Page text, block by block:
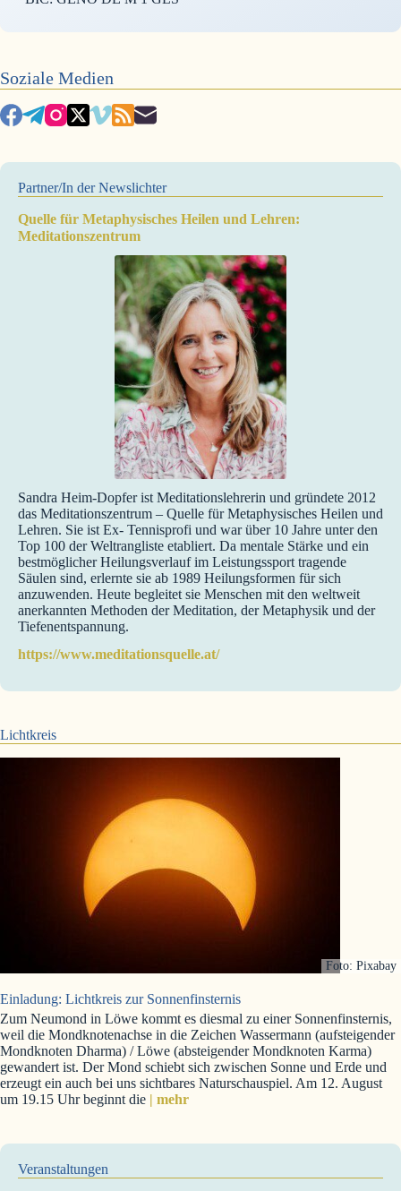
Soziale Medien
Partner/In der Newslichter
Quelle für Metaphysisches Heilen und Lehren:
Meditationszentrum
Sandra Heim-Dopfer ist Meditationslehrerin und gründete 2012
das Meditationszentrum – Quelle für Metaphysisches Heilen und
Lehren. Sie ist Ex- Tennisprofi und war über 10 Jahre unter den
Top 100 der Weltrangliste etabliert. Da mentale Stärke und ein
bestmöglicher Heilungsverlauf im Leistungssport tragende
Säulen sind, erlernte sie ab 1989 Heilungsformen für sich
anzuwenden. Heute begleitet sie Menschen mit den weltweit
anerkannten Methoden der Meditation, der Metaphysik und der
Tiefenentspannung.
https://www.meditationsquelle.at/
Lichtkreis
Foto: Pixabay
Einladung: Lichtkreis zur Sonnenfinsternis
Zum Neumond in Löwe kommt es diesmal zu einer Sonnenfinsternis,
weil die Mondknotenachse in die Zeichen Wassermann (aufsteigender
Mondknoten Dharma) / Löwe (absteigender Mondknoten Karma)
gewandert ist. Der Mond schiebt sich zwischen Sonne und Erde und
erzeugt ein auch bei uns sichtbares Naturschauspiel. Am 12. August
um 19.15 Uhr beginnt die | mehr
Veranstaltungen